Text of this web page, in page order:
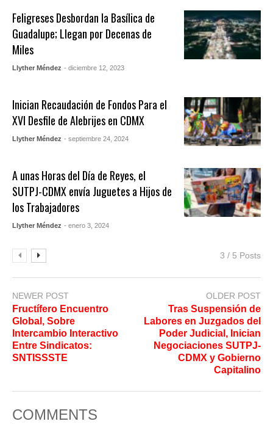
Feligreses Desbordan la Basílica de
Guadalupe; Llegan por Decenas de
Miles
Llyther Méndez - diciembre 12, 2023
Inician Recaudación de Fondos Para el
XVI Desfile de Alebrijes en CDMX
Llyther Méndez - septiembre 24, 2024
A unas Horas del Día de Reyes, el
SUTPJ-CDMX envía Juguetes a Hijos de
los Trabajadores
Llyther Méndez - enero 3, 2024
3 / 5 Posts
NEWER POST
Fructífero Encuentro
Global, Sobre
Intercambio Interactivo
Entre Sindicatos:
SNTISSSTE
OLDER POST
Tras Suspensión de
Labores en Juzgados del
Poder Judicial, Inician
Negociaciones SUTPJ-
CDMX y Gobierno
Capitalino
COMMENTS